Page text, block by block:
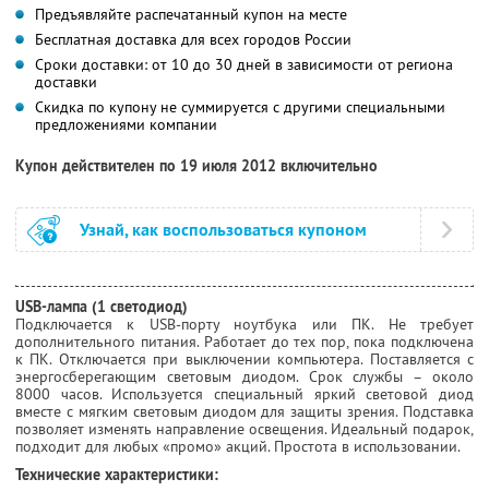
Предъявляйте распечатанный купон на месте
Бесплатная доставка для всех городов России
Сроки доставки: от 10 до 30 дней в зависимости от региона
доставки
Скидка по купону не суммируется с другими специальными
предложениями компании
Купон действителен по 19 июля 2012 включительно
Узнай, как воспользоваться купоном
USB-лампа (1 светодиод)
Подключается к USB-порту ноутбука или ПК. Не требует
дополнительного питания. Работает до тех пор, пока подключена
к ПК. Отключается при выключении компьютера. Поставляется с
энергосберегающим световым диодом. Срок службы – около
8000 часов. Используется специальный яркий световой диод
вместе с мягким световым диодом для защиты зрения. Подставка
позволяет изменять направление освещения. Идеальный подарок,
подходит для любых «промо» акций. Простота в использовании.
Технические характеристики: